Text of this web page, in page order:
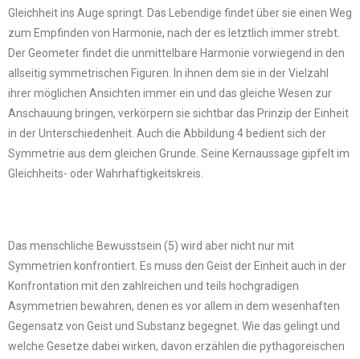
Gleichheit ins Auge springt. Das Lebendige findet über sie einen Weg
zum Empfinden von Harmonie, nach der es letztlich immer strebt.
Der Geometer findet die unmittelbare Harmonie vorwiegend in den
allseitig symmetrischen Figuren. In ihnen dem sie in der Vielzahl
ihrer möglichen Ansichten immer ein und das gleiche Wesen zur
Anschauung bringen, verkörpern sie sichtbar das Prinzip der Einheit
in der Unterschiedenheit. Auch die Abbildung 4 bedient sich der
Symmetrie aus dem gleichen Grunde. Seine Kernaussage gipfelt im
Gleichheits- oder Wahrhaftigkeitskreis.
Das menschliche Bewusstsein (5) wird aber nicht nur mit
Symmetrien konfrontiert. Es muss den Geist der Einheit auch in der
Konfrontation mit den zahlreichen und teils hochgradigen
Asymmetrien bewahren, denen es vor allem in dem wesenhaften
Gegensatz von Geist und Substanz begegnet. Wie das gelingt und
welche Gesetze dabei wirken, davon erzählen die pythagoreischen